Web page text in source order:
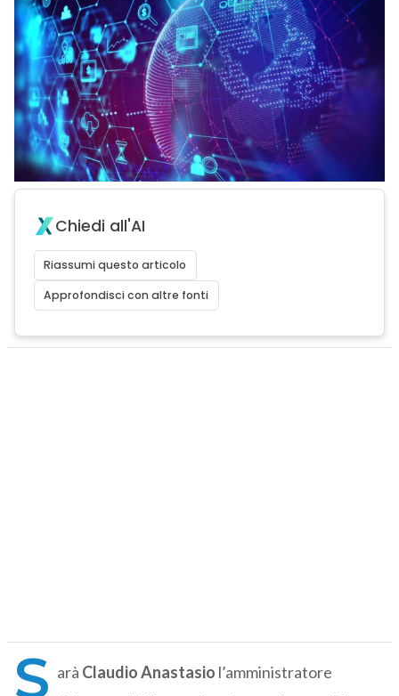
Chiedi all'AI
Riassumi questo articolo
Approfondisci con altre fonti
S arà Claudio Anastasio l’amministratore